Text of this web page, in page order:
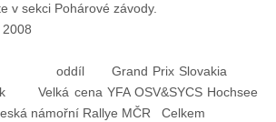
stažení
údajů
v sekci Pohárové závody.
oddíl Grand Prix Slovakia
Velká cena YFA OSV&SYCS Hochsee
Rallye MČR Celkem